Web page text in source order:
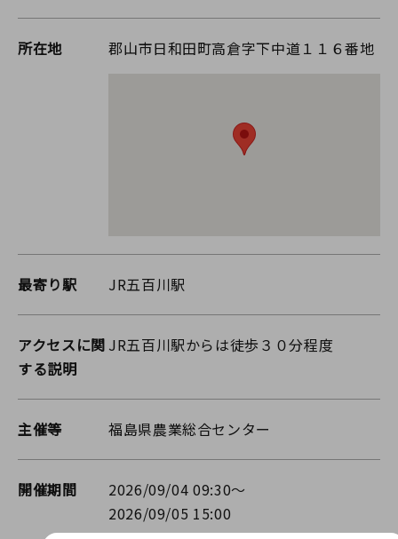
所在地 郡山市日和田町高倉字下中道１１６番地
最寄り駅 JR五百川駅
アクセスに関
する説明
JR五百川駅からは徒歩３０分程度
主催等 福島県農業総合センター
開催期間
2026/09/04 09:30～
2026/09/05 15:00